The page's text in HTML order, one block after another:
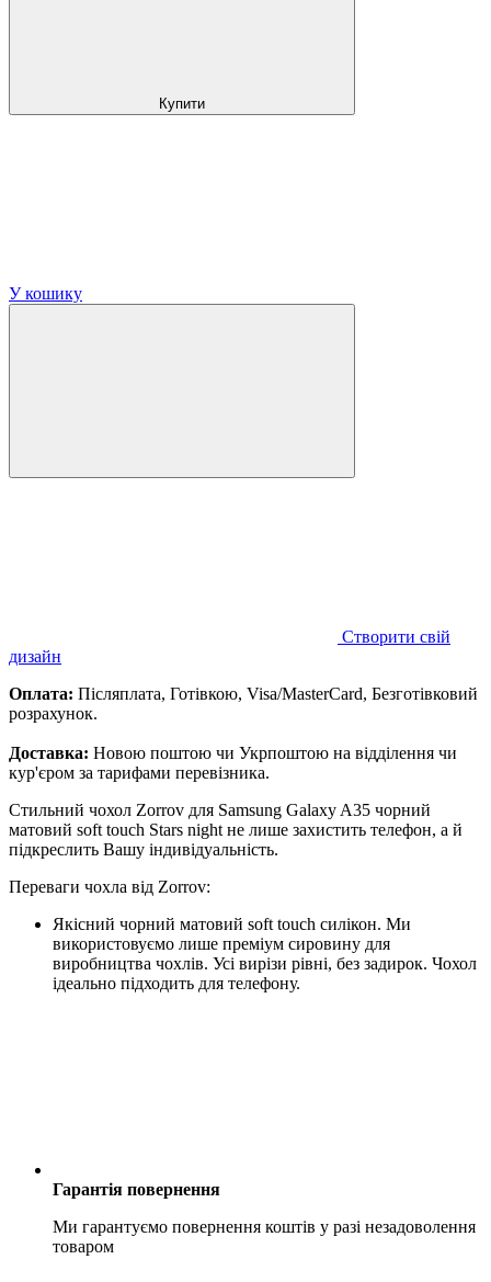
Купити
У кошику
Створити свій
дизайн
Оплата: Післяплата, Готівкою, Visa/MasterCard, Безготівковий
розрахунок.
Доставка: Новою поштою чи Укрпоштою на відділення чи
кур'єром за тарифами перевізника.
Стильний чохол Zorrov для Samsung Galaxy A35 чорний
матовий soft touch Stars night не лише захистить телефон, а й
підкреслить Вашу індивідуальність.
Переваги чохла від Zorrov:
Якісний чорний матовий soft touch силікон. Ми
використовуємо лише преміум сировину для
виробництва чохлів. Усі вирізи рівні, без задирок. Чохол
ідеально підходить для телефону.
Гарантія повернення
Ми гарантуємо повернення коштів у разі незадоволення
товаром